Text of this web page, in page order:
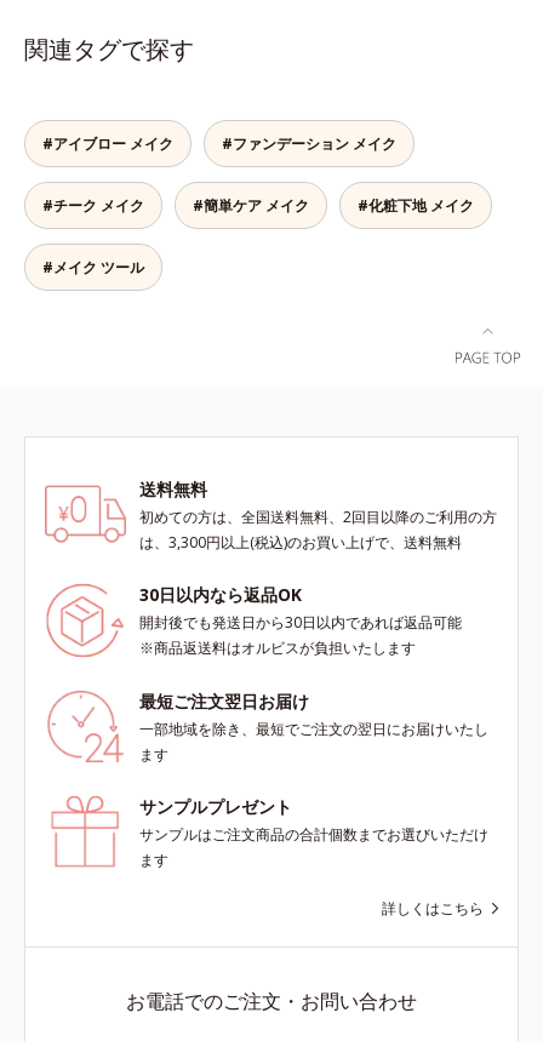
クカラーは肌色を明るくきれいに見
せ、健康的な表情に。
関連タグで探す
#アイブロー メイク #ファンデーション メイク
#チーク メイク #簡単ケア メイク #化粧下地 メイク
#メイク ツール
送料無料
初めての方は、全国送料無料、2回目以降のご利用の方
は、3,300円以上(税込)のお買い上げで、送料無料
30日以内なら返品OK
開封後でも発送日から30日以内であれば返品可能
※商品返送料はオルビスが負担いたします
最短ご注文翌日お届け
一部地域を除き、最短でご注文の翌日にお届けいたし
ます
サンプルプレゼント
サンプルはご注文商品の合計個数までお選びいただけ
ます
詳しくはこちら
お電話でのご注文・お問い合わせ